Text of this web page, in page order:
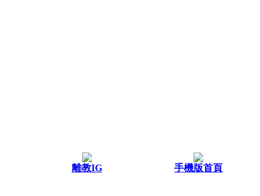
離教IG 手機版首頁